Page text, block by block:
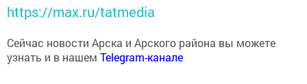
https://max.ru/tatmedia
Сейчас новости Арска и Арского района вы можете
узнать и в нашем Telegram-канале